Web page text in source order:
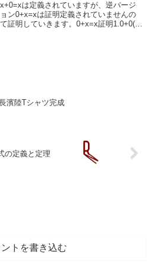
x+0=xは定義されていますが、逆バージ
ョン0+x=xは証明定義されていませんの
て証明していきます。0+x=x証明1.0+0(仮
濱陸Tシャツ完成
の定義と定理
ントを書き込む